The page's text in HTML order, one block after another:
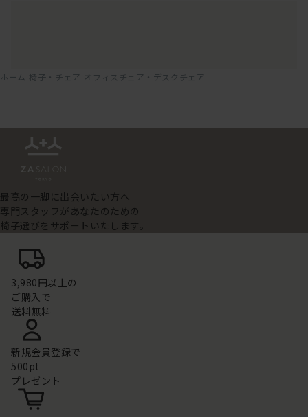
ホーム 椅子・チェア オフィスチェア・デスクチェア
最高の一脚に出会いたい方へ
専門スタッフがあなたのための
椅子選びをサポートいたします。
3,980円以上の
ご購入で
送料無料
新規会員登録で
500pt
プレゼント